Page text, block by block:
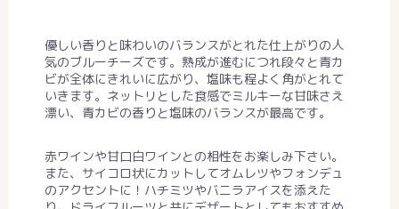
優しい香りと味わいのバランスがとれた仕上がりの人
気のブルーチーズです。熟成が進むにつれ段々と青カ
ビが全体にきれいに広がり、塩味も程よく角がとれて
いきます。ネットリとした食感でミルキーな甘味さえ
漂い、青カビの香りと塩味のバランスが最高です。
赤ワインや甘口白ワインとの相性をお楽しみ下さい。
また、サイコロ状にカットしてオムレツやフォンデュ
のアクセントに！ハチミツやバニラアイスを添えた